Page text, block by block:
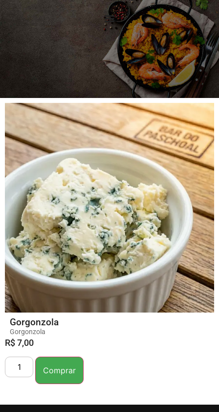
Gorgonzola
Gorgonzola
R$ 7,00
Comprar